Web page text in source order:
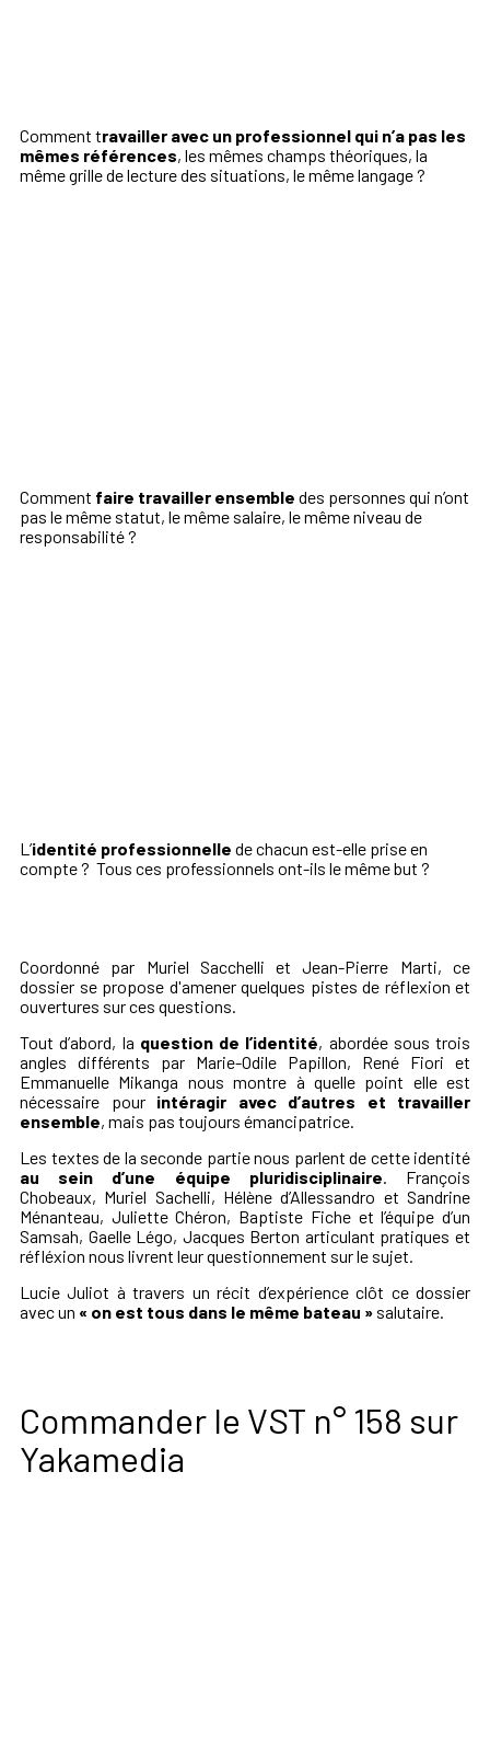
Comment travailler avec un professionnel qui n’a pas les
mêmes références, les mêmes champs théoriques, la
même grille de lecture des situations, le même langage ?
Comment faire travailler ensemble des personnes qui n’ont
pas le même statut, le même salaire, le même niveau de
responsabilité ?
L’identité professionnelle de chacun est-elle prise en
compte ? Tous ces professionnels ont-ils le même but ?
Coordonné par Muriel Sacchelli et Jean-Pierre Marti, ce
dossier se propose d'amener quelques pistes de réflexion et
ouvertures sur ces questions.
Tout d’abord, la question de l’identité, abordée sous trois
angles différents par Marie-Odile Papillon, René Fiori et
Emmanuelle Mikanga nous montre à quelle point elle est
nécessaire pourintéragir avec d’autres et travailler
ensemble, mais pas toujours émancipatrice.
Les textes de la seconde partie nous parlent de cette identité
au sein d’une équipe pluridisciplinaire. François
Chobeaux, Muriel Sachelli, Hélène d’Allessandro et Sandrine
Ménanteau, Juliette Chéron, Baptiste Fiche et l’équipe d’un
Samsah, Gaelle Légo, Jacques Berton articulant pratiques et
réfléxion nous livrent leur questionnement sur le sujet.
Lucie Juliot à travers un récit d’expérience clôt ce dossier
avec un « on est tous dans le même bateau » salutaire.
Commander le VST n° 158 sur
Yakamedia